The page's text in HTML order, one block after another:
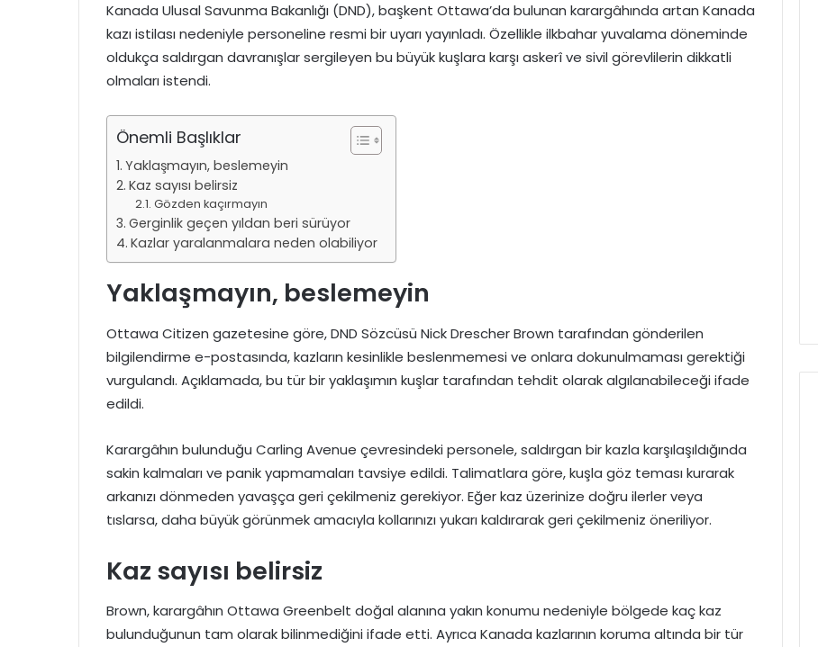
Kanada Ulusal Savunma Bakanlığı (DND), başkent Ottawa’da bulunan karargâhında artan Kanada
kazı istilası nedeniyle personeline resmi bir uyarı yayınladı. Özellikle ilkbahar yuvalama döneminde
oldukça saldırgan davranışlar sergileyen bu büyük kuşlara karşı askerî ve sivil görevlilerin dikkatli
olmaları istendi.
Önemli Başlıklar
Yaklaşmayın, beslemeyin
Kaz sayısı belirsiz
Gözden kaçırmayın
Gerginlik geçen yıldan beri sürüyor
Kazlar yaralanmalara neden olabiliyor
Yaklaşmayın, beslemeyin
Ottawa Citizen gazetesine göre, DND Sözcüsü Nick Drescher Brown tarafından gönderilen
bilgilendirme e-postasında, kazların kesinlikle beslenmemesi ve onlara dokunulmaması gerektiği
vurgulandı. Açıklamada, bu tür bir yaklaşımın kuşlar tarafından tehdit olarak algılanabileceği ifade
edildi.
Karargâhın bulunduğu Carling Avenue çevresindeki personele, saldırgan bir kazla karşılaşıldığında
sakin kalmaları ve panik yapmamaları tavsiye edildi. Talimatlara göre, kuşla göz teması kurarak
arkanızı dönmeden yavaşça geri çekilmeniz gerekiyor. Eğer kaz üzerinize doğru ilerler veya
tıslarsa, daha büyük görünmek amacıyla kollarınızı yukarı kaldırarak geri çekilmeniz öneriliyor.
Kaz sayısı belirsiz
Brown, karargâhın Ottawa Greenbelt doğal alanına yakın konumu nedeniyle bölgede kaç kaz
bulunduğunun tam olarak bilinmediğini ifade etti. Ayrıca Kanada kazlarının koruma altında bir tür